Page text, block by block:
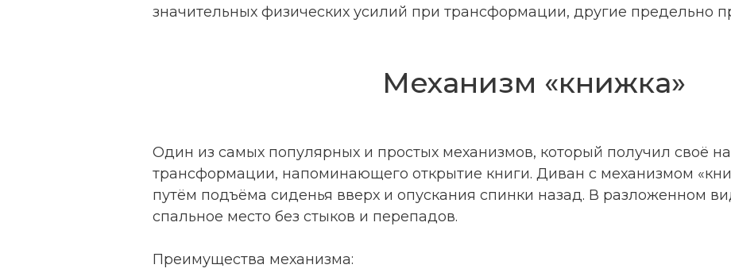
значительных физических усилий при трансформации, другие предельно
Механизм «книжка»
Один из самых популярных и простых механизмов, который получил своё
трансформации, напоминающего открытие книги. Диван с механизмом
путём подъёма сиденья вверх и опускания спинки назад. В разложенном
спальное место без стыков и перепадов.
Преимущества механизма: